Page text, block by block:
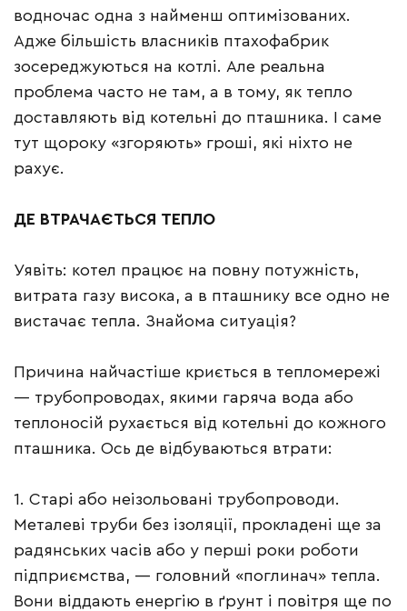
водночас одна з найменш оптимізованих.
Адже більшість власників птахофабрик
зосереджуються на котлі. Але реальна
проблема часто не там, а в тому, як тепло
доставляють від котельні до пташника. І саме
тут щороку «згоряють» гроші, які ніхто не
рахує.
ДЕ ВТРАЧАЄТЬСЯ ТЕПЛО
Уявіть: котел працює на повну потужність,
витрата газу висока, а в пташнику все одно не
вистачає тепла. Знайома ситуація?
Причина найчастіше криється в тепломережі
— трубопроводах, якими гаряча вода або
теплоносій рухається від котельні до кожного
пташника. Ось де відбуваються втрати:
1. Старі або неізольовані трубопроводи.
Металеві труби без ізоляції, прокладені ще за
радянських часів або у перші роки роботи
підприємства, — головний «поглинач» тепла.
Вони віддають енергію в ґрунт і повітря ще по